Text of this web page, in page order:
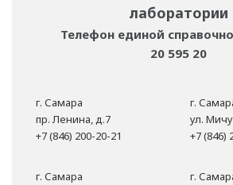
лаборатории
Телефон единой
20 595 20
г. Самара
пр. Ленина, д.7
+7 (846) 200-20-21
г.
ул.
+7 (846)
г. Самара
г.